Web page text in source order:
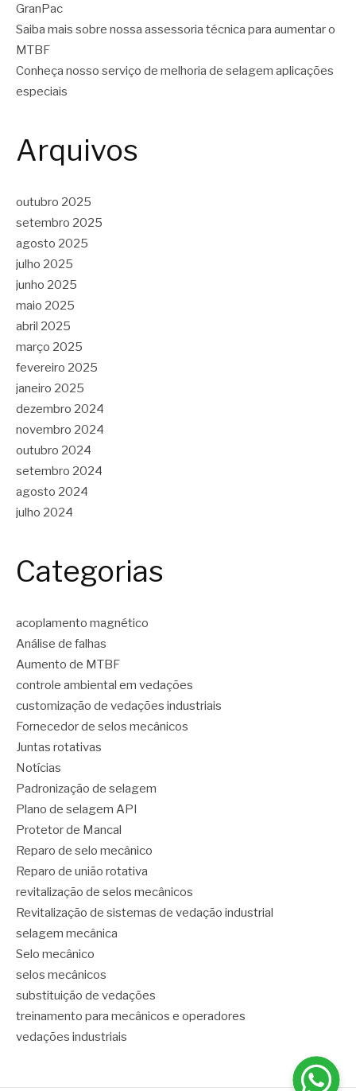
GranPac
Saiba mais sobre nossa assessoria técnica para aumentar o
MTBF
Conheça nosso serviço de melhoria de selagem aplicações
especiais
Arquivos
outubro 2025
setembro 2025
agosto 2025
julho 2025
junho 2025
maio 2025
abril 2025
março 2025
fevereiro 2025
janeiro 2025
dezembro 2024
novembro 2024
outubro 2024
setembro 2024
agosto 2024
julho 2024
Categorias
acoplamento magnético
Análise de falhas
Aumento de MTBF
controle ambiental em vedações
customização de vedações industriais
Fornecedor de selos mecânicos
Juntas rotativas
Notícias
Padronização de selagem
Plano de selagem API
Protetor de Mancal
Reparo de selo mecânico
Reparo de união rotativa
revitalização de selos mecânicos
Revitalização de sistemas de vedação industrial
selagem mecânica
Selo mecânico
selos mecânicos
substituição de vedações
treinamento para mecânicos e operadores
vedações industriais